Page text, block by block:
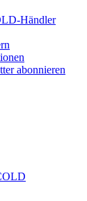
Händler
abonnieren